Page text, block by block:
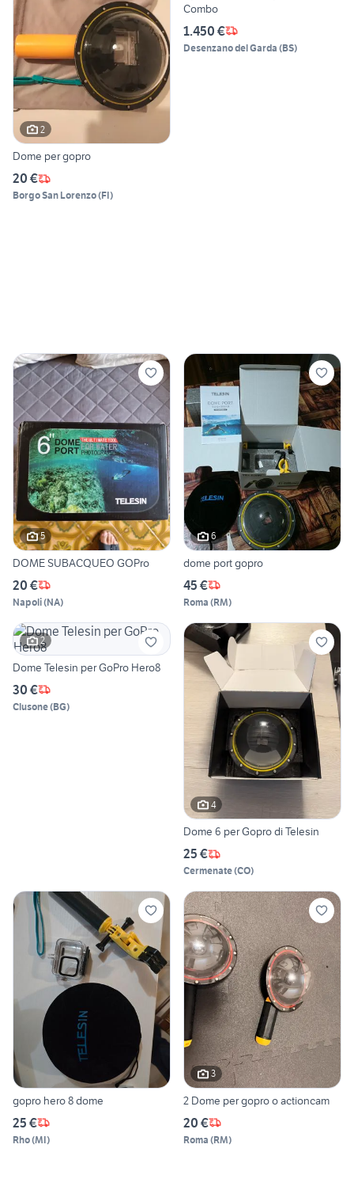
2
Dome per gopro
20 €
Borgo San Lorenzo(FI)
Combo
1.450 €
Desenzano del Garda (BS)
5
DOME SUBACQUEO GOPro
20 €
Napoli(NA)
6
dome port gopro
45 €
Roma (RM)
2
Dome Telesin per GoPro Hero8
30 €
Clusone(BG)
4
Dome 6 per Gopro di Telesin
25 €
Cermenate(CO)
gopro hero 8 dome
25 €
Rho(MI)
3
2 Dome per gopro o actioncam
20 €
Roma (RM)